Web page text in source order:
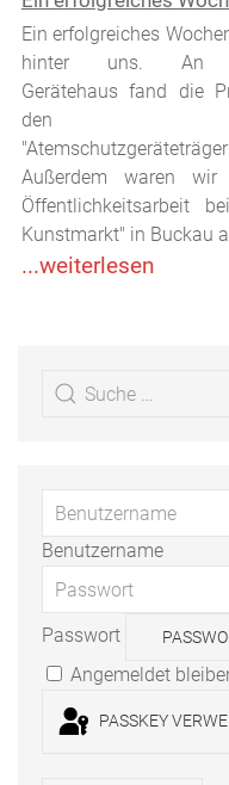
Ein erfolgreiches
hinter uns. An
Gerätehaus fand die
den
Außerdem waren
Öffentlichkeitsarbeit
Kunstmarkt" in Buckau
...weiterlesen
Benutzername
Passwort
Angemeldet
PASSKEY